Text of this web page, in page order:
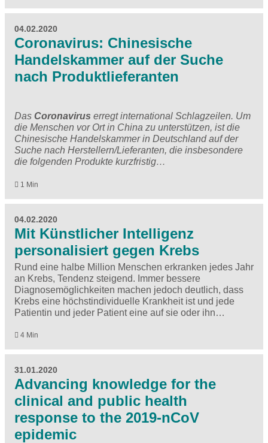
04.02.2020
Coronavirus: Chinesische
Handelskammer auf der Suche
nach Produktlieferanten
Das Coronavirus erregt international Schlagzeilen. Um
die Menschen vor Ort in China zu unterstützen, ist die
Chinesische Handelskammer in Deutschland auf der
Suche nach Herstellern/Lieferanten, die insbesondere
die folgenden Produkte kurzfristig…
1 Min
04.02.2020
Mit Künstlicher Intelligenz
personalisiert gegen Krebs
Rund eine halbe Million Menschen erkranken jedes Jahr
an Krebs, Tendenz steigend. Immer bessere
Diagnosemöglichkeiten machen jedoch deutlich, dass
Krebs eine höchstindividuelle Krankheit ist und jede
Patientin und jeder Patient eine auf sie oder ihn…
4 Min
31.01.2020
Advancing knowledge for the
clinical and public health
response to the 2019-nCoV
epidemic